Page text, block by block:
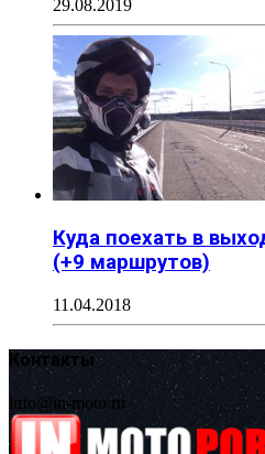
29.08.2019
Куда поехать в
(+9 маршрутов)
11.04.2018
Контакты
info@in-moto.ru